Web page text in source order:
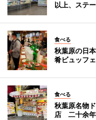
以上、ステ
食べる
秋葉原の日
肴ビュッフ
食べる
秋葉原名物
店 二十余